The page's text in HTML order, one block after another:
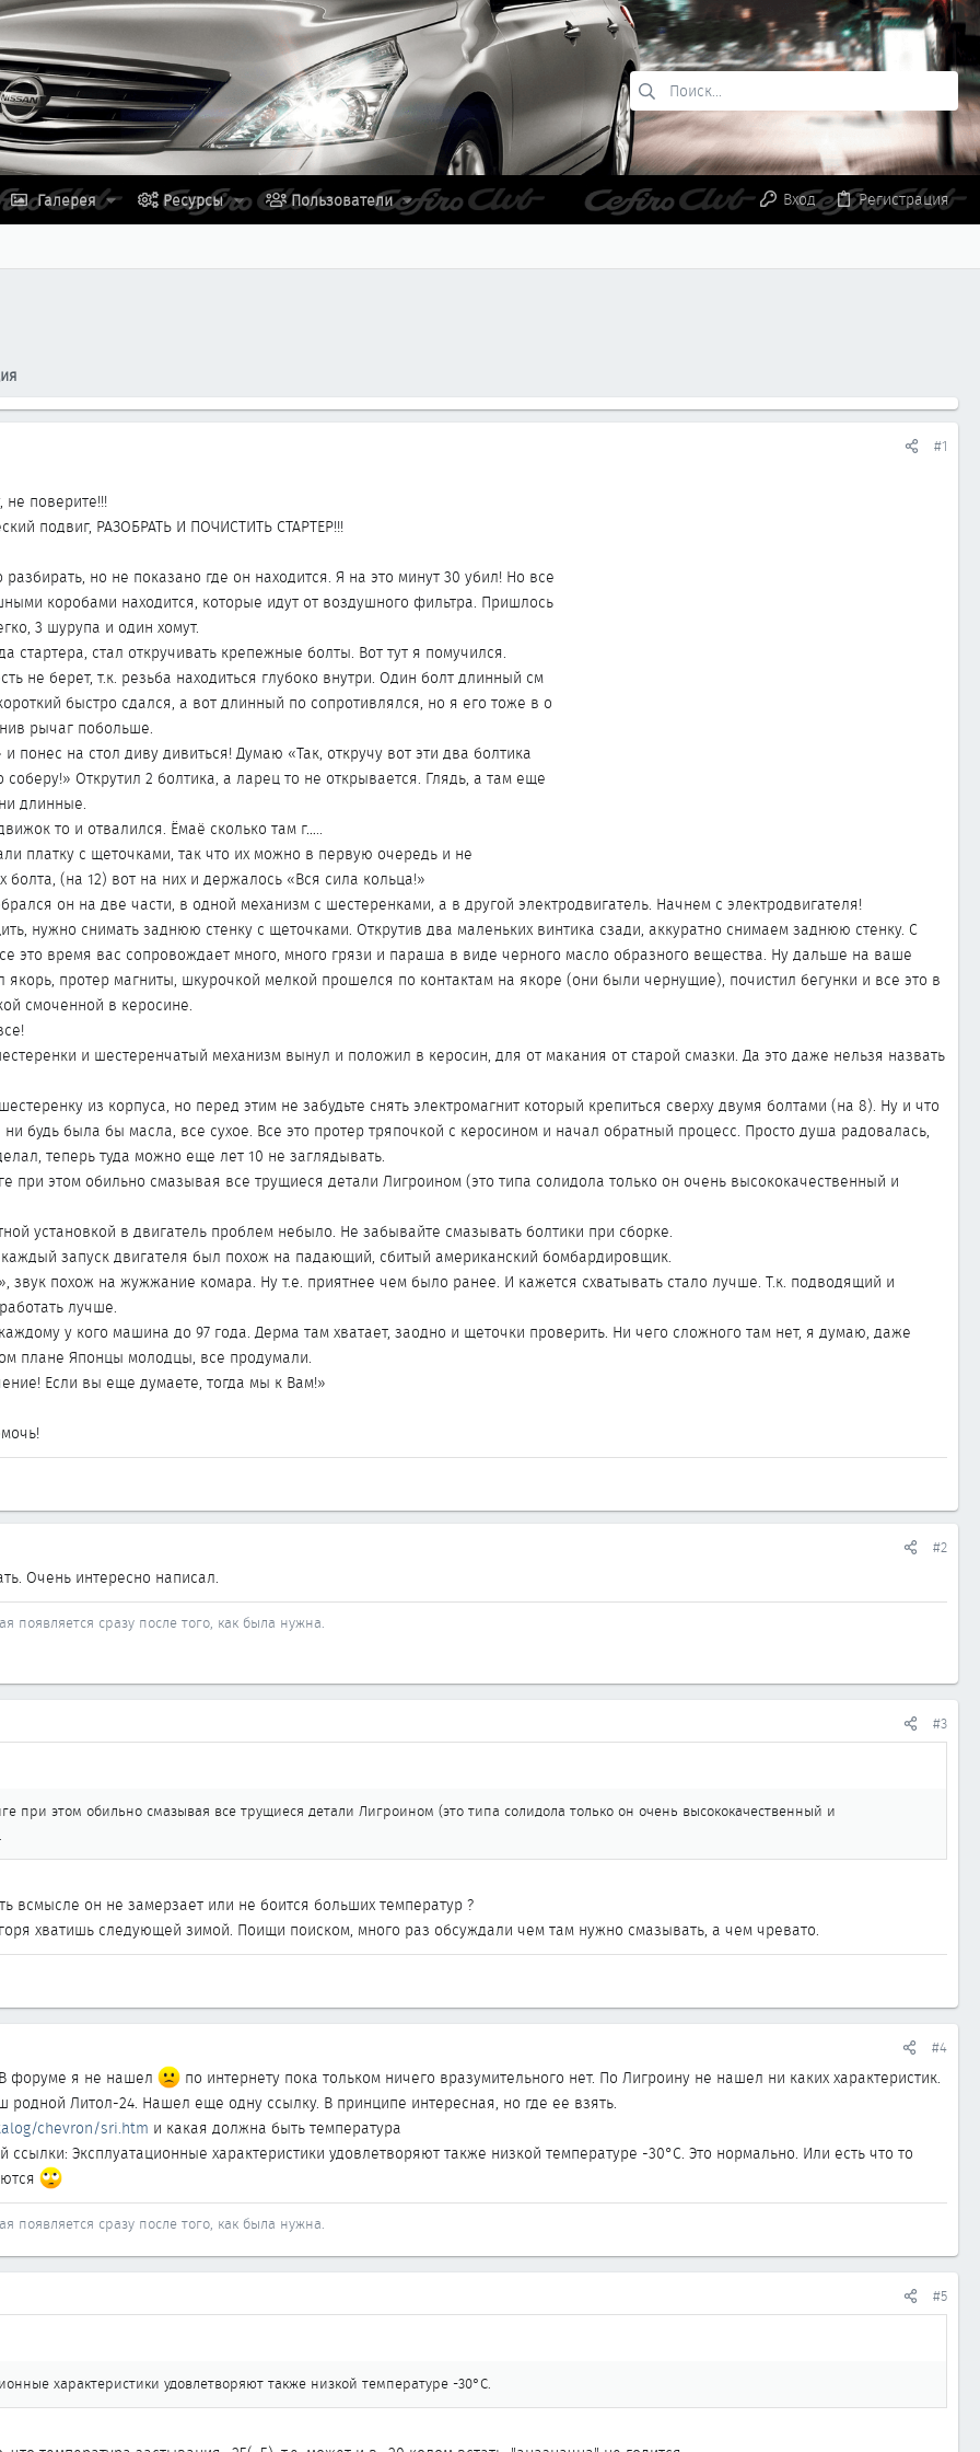
Галерея Ресурсы Пользователи Вход Регистрация
#1
не поверите!!!
подвиг, РАЗОБРАТЬ И ПОЧИСТИТЬ СТАРТЕР!!!
разбирать, но не показано где он находится. Я на это минут 30 убил! Но все
коробами находится, которые идут от воздушного фильтра. Пришлось
3 шурупа и один хомут.
стартера, стал откручивать крепежные болты. Вот тут я помучился.
не берет, т.к. резьба находиться глубоко внутри. Один болт длинный см
быстро сдался, а вот длинный по сопротивлялся, но я его тоже в о
рычаг побольше.
понес на стол диву дивиться! Думаю «Так, откручу вот эти два болтика
Открутил 2 болтика, а ларец то не открывается. Глядь, а там еще
длинные.
то и отвалился. Ёмаё сколько там г…..
платку с щеточками, так что их можно в первую очередь и не
болта, (на 12) вот на них и держалось «Вся сила кольца!»
он на две части, в одной механизм с шестеренками, а в другой электродвигатель. Начнем с электродвигателя!
нужно снимать заднюю стенку с щеточками. Открутив два маленьких винтика сзади, аккуратно снимаем заднюю стенку. С
это время вас сопровождает много, много грязи и параша в виде черного масло образного вещества. Ну дальше на ваше
якорь, протер магниты, шкурочкой мелкой прошелся по контактам на якоре (они были чернущие), почистил бегунки и все это в
смоченной в керосине.
и шестеренчатый механизм вынул и положил в керосин, для от макания от старой смазки. Да это даже нельзя назвать
из корпуса, но перед этим не забудьте снять электромагнит который крепиться сверху двумя болтами (на 8). Ну и что
ни будь была бы масла, все сухое. Все это протер тряпочкой с керосином и начал обратный процесс. Просто душа радовалась,
теперь туда можно еще лет 10 не заглядывать.
при этом обильно смазывая все трущиеся детали Лигроином (это типа солидола только он очень высококачественный и
установкой в двигатель проблем небыло. Не забывайте смазывать болтики при сборке.
запуск двигателя был похож на падающий, сбитый американский бомбардировщик.
звук похож на жужжание комара. Ну т.е. приятнее чем было ранее. И кажется схватывать стало лучше. Т.к. подводящий и
лучше.
у кого машина до 97 года. Дерма там хватает, заодно и щеточки проверить. Ни чего сложного там нет, я думаю, даже
плане Японцы молодцы, все продумали.
Если вы еще думаете, тогда мы к Вам!»
#2
Очень интересно написал.
появляется сразу после того, как была нужна.
#3
при этом обильно смазывая все трущиеся детали Лигроином (это типа солидола только он очень высококачественный и
всмысле он не замерзает или не боится больших температур ?
хватишь следующей зимой. Поищи поиском, много раз обсуждали чем там нужно смазывать, а чем чревато.
#4
форуме я не нашел
по интернету пока тольком ничего вразумительного нет. По Лигроину не нашел ни каких характеристик.
родной Литол-24. Нашел еще одну ссылку. В принципе интересная, но где ее взять.
chevron/sri.htm и какая должна быть температура
ссылки: Эксплуатационные характеристики удовлетворяют также низкой температуре -30°С. Это нормально. Или есть что то
появляется сразу после того, как была нужна.
#5
характеристики удовлетворяют также низкой температуре -30°С.